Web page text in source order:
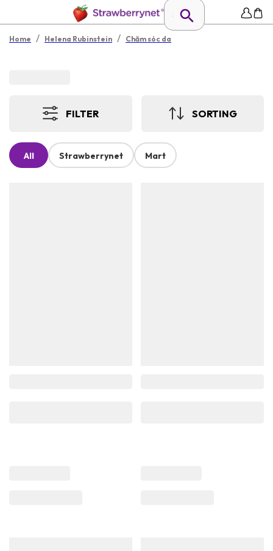
Home / Helena Rubinstein / Chăm sóc da
FILTER SORTING
All Strawberrynet Mart